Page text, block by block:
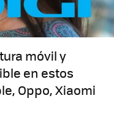
móvil y
en estos
Oppo, Xiaomi